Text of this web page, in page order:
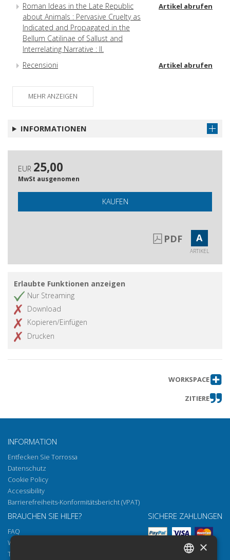
Roman Ideas in the Late Republic
about Animals : Pervasive Cruelty as
Indicated and Propagated in the
Bellum Catilinae of Sallust and
Interrelating Narrative : II.
Artikel abrufen
Recensioni Artikel abrufen
MEHR ANZEIGEN
INFORMATIONEN
EUR 25,00
MwSt ausgenomen
KAUFEN
PDF A
ARTIKEL
Erlaubte Funktionen anzeigen
Nur Streaming
Download
Kopieren/Einfügen
Drucken
WORKSPACE
ZITIERE
INFORMATION
Entfecken Sie Torrossa
Datenschutz
Cookie Policy
Accessibility
Barrierefreiheits-Konformitätsbericht (VPAT)
BRAUCHEN SIE HILFE?
FAQ
Wie öffnen Sie unsere Dokumente
Torrossa Reader
SICHERE ZAHLUNGEN
×